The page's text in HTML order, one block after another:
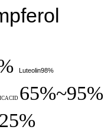
Luteolin98%
65%~95%
25%